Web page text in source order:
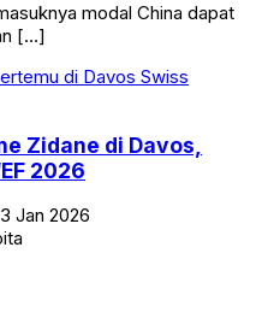
modal China dapat
[…]
Zidane di Davos,
2026
Jan 2026